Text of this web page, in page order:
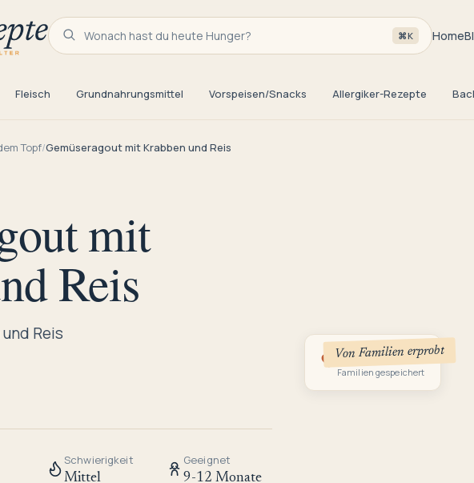
Wonach hast du heute Hunger? ⌘K Home
Fleisch Grundnahrungsmittel Vorspeisen/Snacks Allergiker-Rezepte
Topf/Gemüseragout mit Krabben und Reis
mit
Reis
Reis
Schwierigkeit
Mittel
Geeignet
9-12 Monate
Von Familien erprobt
3
Familien gespeichert